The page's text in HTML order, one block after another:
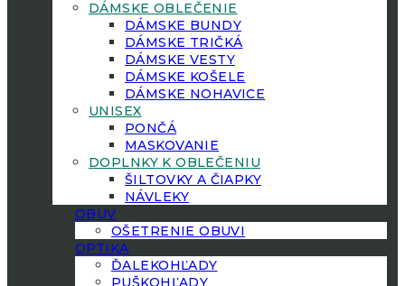
DÁMSKE OBLEČENIE
DÁMSKE BUNDY
DÁMSKE TRIČKÁ
DÁMSKE VESTY
DÁMSKE KOŠELE
DÁMSKE NOHAVICE
UNISEX
PONČÁ
MASKOVANIE
DOPLNKY K OBLEČENIU
ŠILTOVKY A ČIAPKY
NÁVLEKY
OBUV
OŠETRENIE OBUVI
OPTIKA
ĎALEKOHĽADY
PUŠKOHĽADY